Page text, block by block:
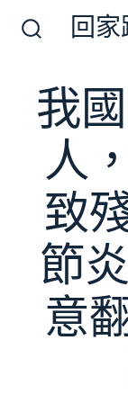
切
換
開
回
我
人
致
節
意